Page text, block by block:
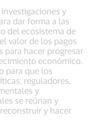
y
dar forma a las
del ecosistema de
valor de los pagos
para hacer progresar
económico.
para que los
reguladores,
y
se reúnan y
y hacer